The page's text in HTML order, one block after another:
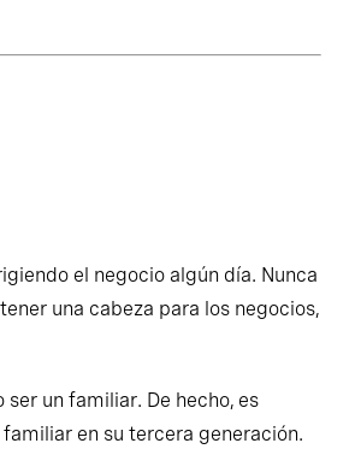
el negocio algún día. Nunca
una cabeza para los negocios,
un familiar. De hecho, es
en su tercera generación.